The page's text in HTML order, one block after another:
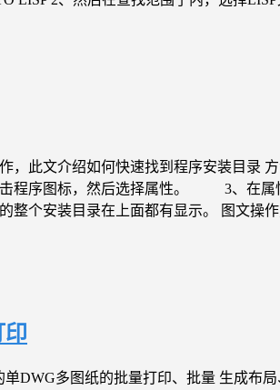
，此文介绍如何快速找到程序安装目
序图标，然后选择属性。 3、在属
装目录在上面都有显示。 图文操作方式
DWG多图纸的批量打印、批量 生成